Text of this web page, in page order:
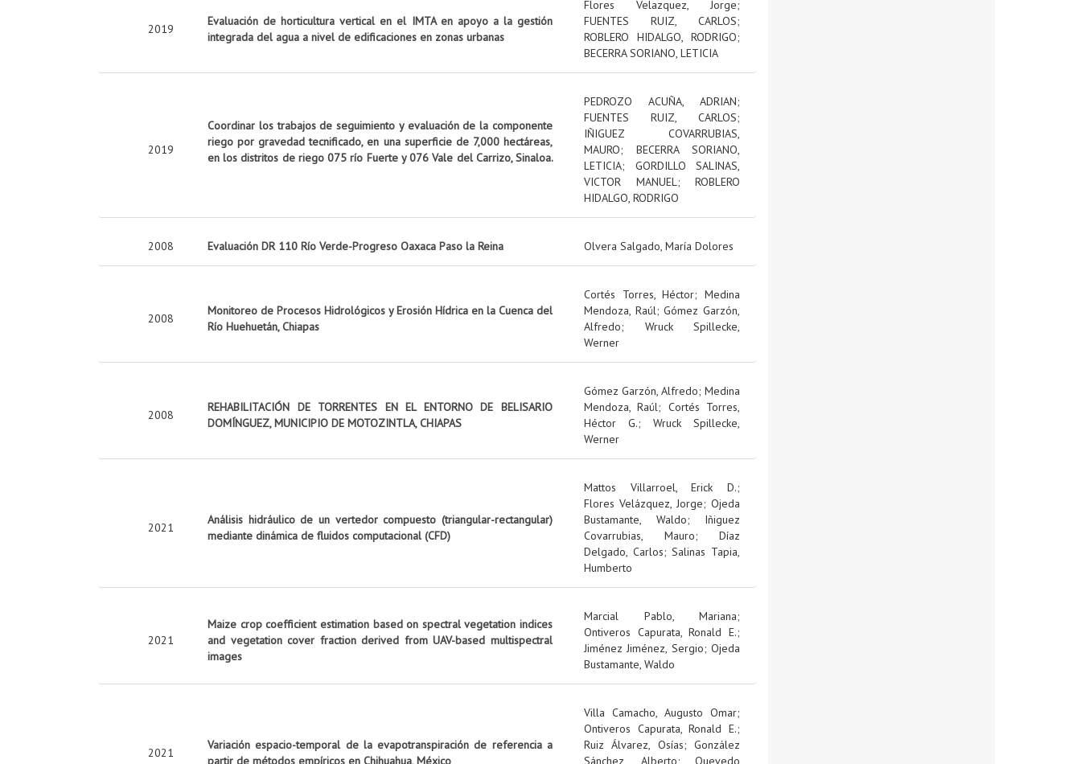
2019
Evaluación de horticultura vertical en el IMTA en apoyo a la gestión
integrada del agua a nivel de edificaciones en zonas urbanas
Flores Velazquez, Jorge;
FUENTES RUIZ, CARLOS;
ROBLERO HIDALGO, RODRIGO;
BECERRA SORIANO, LETICIA
2019
Coordinar los trabajos de seguimiento y evaluación de la componente
riego por gravedad tecnificado, en una superficie de 7,000 hectáreas,
en los distritos de riego 075 río Fuerte y 076 Vale del Carrizo, Sinaloa.
PEDROZO ACUÑA, ADRIAN;
FUENTES RUIZ, CARLOS;
IÑIGUEZ COVARRUBIAS,
MAURO; BECERRA SORIANO,
LETICIA; GORDILLO SALINAS,
VICTOR MANUEL; ROBLERO
HIDALGO, RODRIGO
2008 Evaluación DR 110 Río Verde-Progreso Oaxaca Paso la Reina Olvera Salgado, María Dolores
2008
Monitoreo de Procesos Hidrológicos y Erosión Hídrica en la Cuenca del
Río Huehuetán, Chiapas
Cortés Torres, Héctor;Medina
Mendoza, Raúl;Gómez Garzón,
Alfredo; Wruck Spillecke,
Werner
2008
REHABILITACIÓN DE TORRENTES EN EL ENTORNO DE BELISARIO
DOMÍNGUEZ, MUNICIPIO DE MOTOZINTLA, CHIAPAS
Gómez Garzón, Alfredo; Medina
Mendoza, Raúl; Cortés Torres,
Héctor G.; Wruck Spillecke,
Werner
2021
Análisis hidráulico de un vertedor compuesto (triangular-rectangular)
mediante dinámica de fluidos computacional (CFD)
Mattos Villarroel, Erick D.;
Flores Velázquez, Jorge; Ojeda
Bustamante, Waldo; Iñiguez
Covarrubias, Mauro; Díaz
Delgado, Carlos;Salinas Tapia,
Humberto
2021
Maize crop coefficient estimation based on spectral vegetation indices
and vegetation cover fraction derived from UAV-based multispectral
images
Marcial Pablo, Mariana;
Ontiveros Capurata, Ronald E.;
Jiménez Jiménez, Sergio;Ojeda
Bustamante, Waldo
2021
Variación espacio-temporal de la evapotranspiración de referencia a
partir de métodos empíricos en Chihuahua, México
Villa Camacho, Augusto Omar;
Ontiveros Capurata, Ronald E.;
Ruiz Álvarez, Osías;González
Sánchez, Alberto; Quevedo